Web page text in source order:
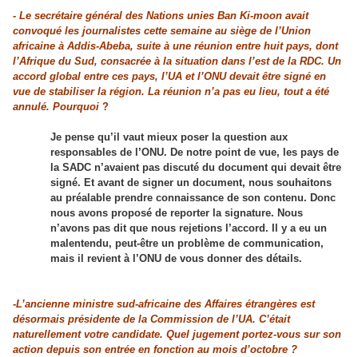
- Le secrétaire général des Nations unies Ban Ki-moon avait
convoqué les journalistes cette semaine au siège de l’Union
africaine à Addis-Abeba, suite à une réunion entre huit pays, dont
l’Afrique du Sud, consacrée à la situation dans l’est de la RDC. Un
accord global entre ces pays, l’UA et l’ONU devait être signé en
vue de stabiliser la région. La réunion n’a pas eu lieu, tout a été
annulé. Pourquoi ?
Je pense qu’il vaut mieux poser la question aux
responsables de l’ONU. De notre point de vue, les pays de
la SADC n’avaient pas discuté du document qui devait être
signé. Et avant de signer un document, nous souhaitons
au préalable prendre connaissance de son contenu. Donc
nous avons proposé de reporter la signature. Nous
n’avons pas dit que nous rejetions l’accord. Il y a eu un
malentendu, peut-être un problème de communication,
mais il revient à l’ONU de vous donner des détails.
-L’ancienne ministre sud-africaine des Affaires étrangères est
désormais présidente de la Commission de l’UA. C’était
naturellement votre candidate. Quel jugement portez-vous sur son
action depuis son entrée en fonction au mois d’octobre ?